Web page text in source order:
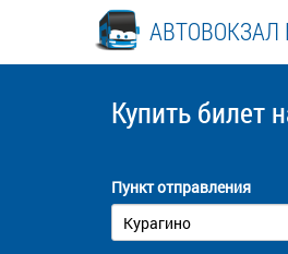
АВТОВОКЗАЛ
Купить билет
Пункт отправления